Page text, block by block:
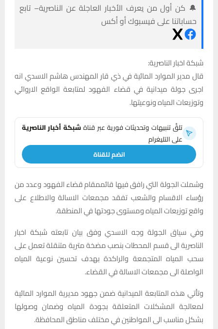
🔔 كن أول من يعرف الأخبار العاجلة عن الناصرية– تابع
حساباتنا على فيسبوك أو أكس
شبكة اخبار الناصرية:
قال مدير الموارد المائية في ذي قار المهندس هاشم الاسدي انه
اجرى جولة ميدانية في قضاء الفهود لمتابعة الواقع الاروائي
وتوزيعات المياه ونوعيتها.
تلقَّ تنبيهات وتحديثات فورية عبر قناةشبكة أخبار الناصرية
على التليغرام
انضم للقناة
وشملت الجولة التي رافق فيها قائممقام قضاء الفهود وعدد من
رؤساء الاقسام والشعب تفقد مجمعات الاسالة والاطلاع على
واقع توزيعات المياه ومستوى جودتها في المنطقة.
وفي سياق الجولة وجه الاسدي وفق بيان تابعته شبكة اخبار
الناصرية الى قسم المحطات بنصب مضخة مترية متنقلة تعمل على
سحب المياه المتجمعة والراكدة بهدف تحسين نوعية المياه
الواصلة الى مجمعات الاسالة في القضاء.
وتأتي هذه المتابعة الميدانية ضمن جهود مديرية الموارد المائية
لمعالجة المشكلات المتعلقة بجودة المياه وضمان وصولها
بشكل مناسب الى المواطنين في مختلف مناطق المحافظة.